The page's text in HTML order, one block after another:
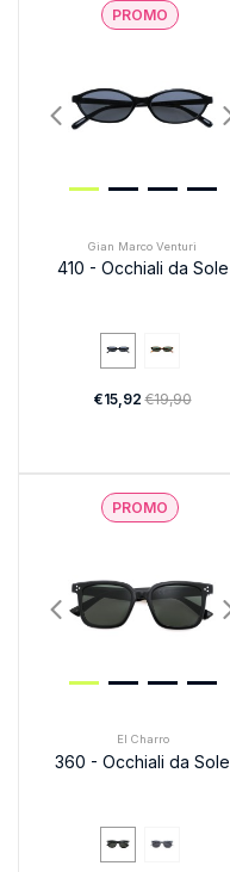
PROMO
Gian Marco Venturi
410 - Occhiali da Sole
€15,92€19,90
PROMO
El Charro
360 - Occhiali da Sole